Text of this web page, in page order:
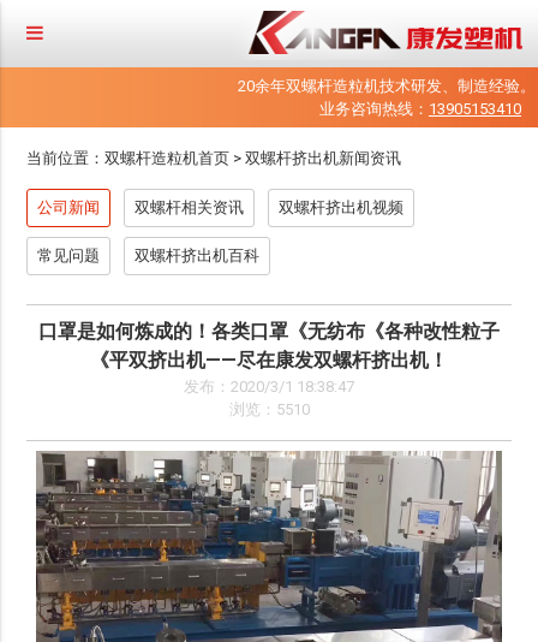
20余年双螺杆造粒机技术研发、制造经验。
业务咨询热线： 13905153410
当前位置：双螺杆造粒机首页 >双螺杆挤出机新闻资讯
公司新闻 双螺杆相关资讯 双螺杆挤出机视频
常见问题 双螺杆挤出机百科
口罩是如何炼成的！各类口罩《无纺布《各种改性粒子
《平双挤出机——尽在康发双螺杆挤出机！
发布：2020/3/1 18:38:47
浏览：5510